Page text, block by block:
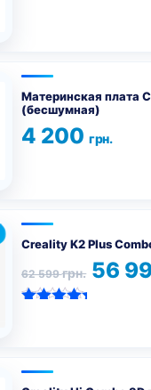
Материнская плата
(бесшумная)
4 200 грн.
Creality K2 Plus
62 599грн.
Первоначальная
цена
составляла
56
Текущая
цена:
56